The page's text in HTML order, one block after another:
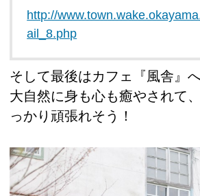
http://
ail_8.php
そして最後はカフェ『風舎』
大自然に身も心も癒やされて
っかり頑張れそう！